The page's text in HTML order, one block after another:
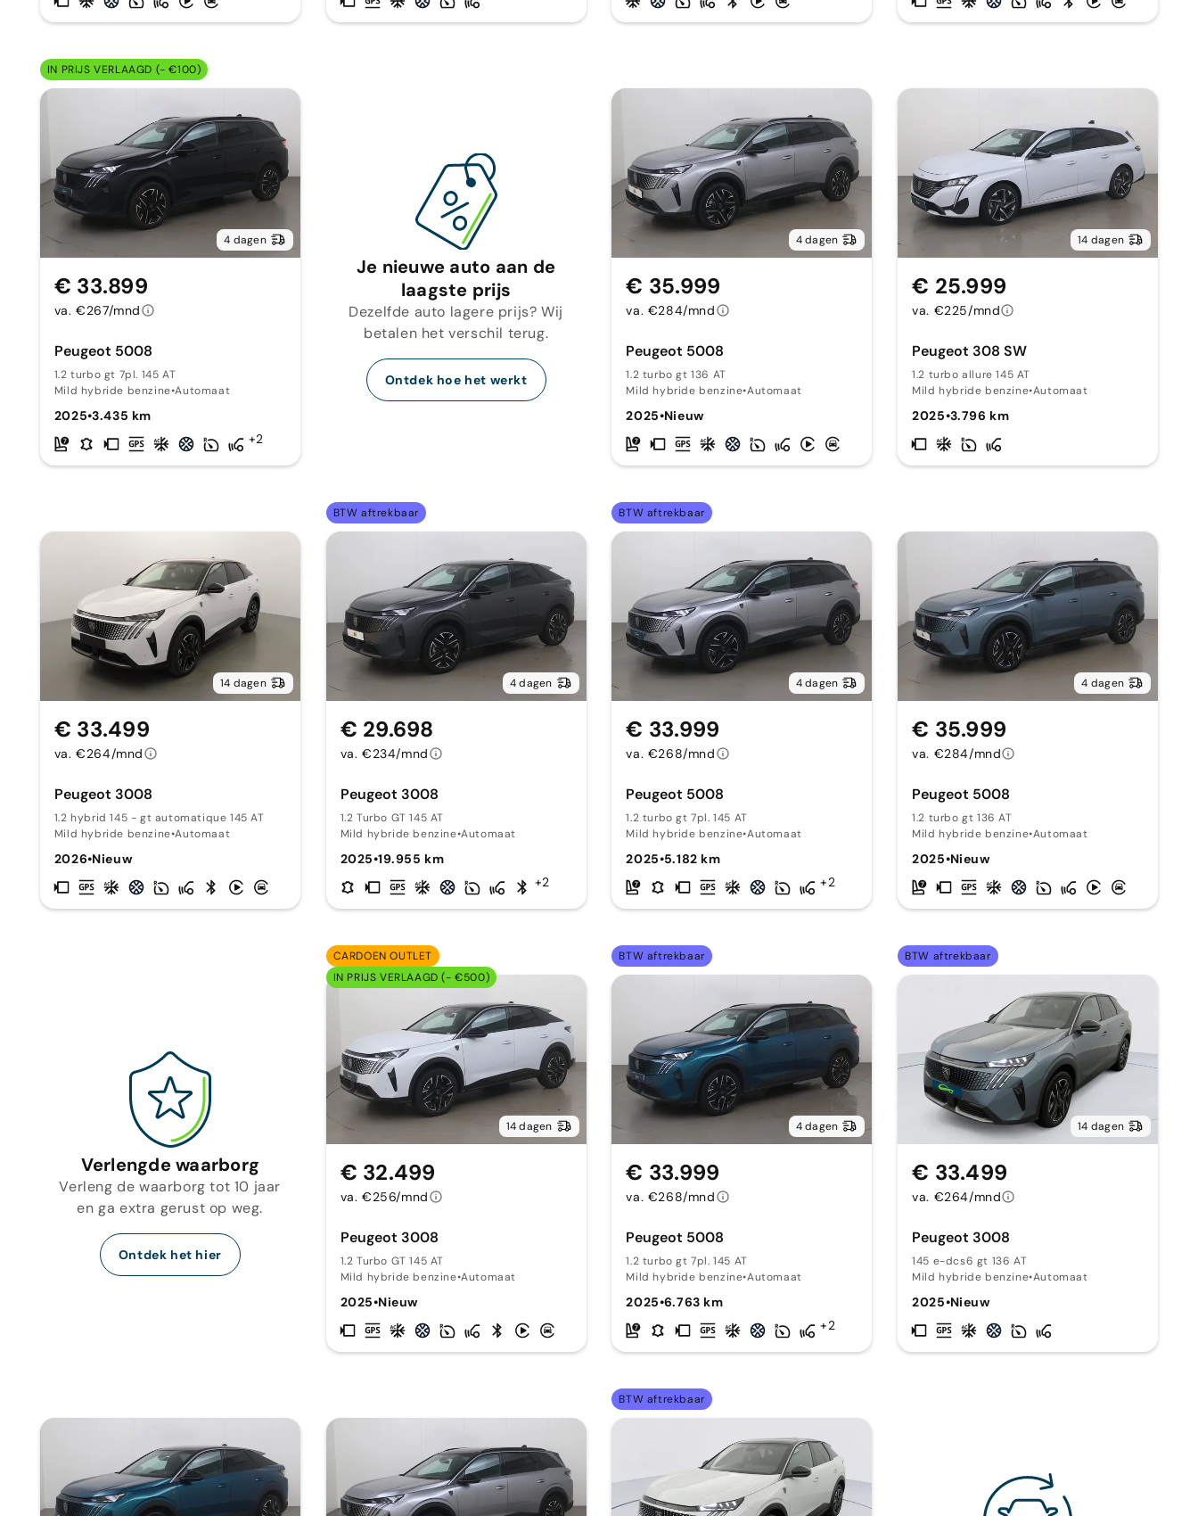
IN PRIJS VERLAAGD (- €100)
4 dagen
Peugeot 5008
1.2 turbo gt 7pl. 145 AT
Mild hybride benzine•Automaat
2025•3.435 km
+2
€ 33.899
va. €267/mnd
Je nieuwe auto aan de
laagste prijs
Dezelfde auto lagere prijs? Wij
betalen het verschil terug.
Ontdek hoe het werkt
4 dagen
Peugeot 5008
1.2 turbo gt 136 AT
Mild hybride benzine•Automaat
2025•Nieuw
€ 35.999
va. €284/mnd
14 dagen
Peugeot 308 SW
1.2 turbo allure 145 AT
Mild hybride benzine•Automaat
2025•3.796 km
€ 25.999
va. €225/mnd
14 dagen
Peugeot 3008
1.2 hybrid 145 - gt automatique 145 AT
Mild hybride benzine•Automaat
2026•Nieuw
€ 33.499
va. €264/mnd
BTW aftrekbaar
4 dagen
Peugeot 3008
1.2 Turbo GT 145 AT
Mild hybride benzine•Automaat
2025•19.955 km
+2
€ 29.698
va. €234/mnd
BTW aftrekbaar
4 dagen
Peugeot 5008
1.2 turbo gt 7pl. 145 AT
Mild hybride benzine•Automaat
2025•5.182 km
+2
€ 33.999
va. €268/mnd
4 dagen
Peugeot 5008
1.2 turbo gt 136 AT
Mild hybride benzine•Automaat
2025•Nieuw
€ 35.999
va. €284/mnd
Verlengde waarborg
Verleng de waarborg tot 10 jaar
en ga extra gerust op weg.
Ontdek het hier
CARDOEN OUTLET
IN PRIJS VERLAAGD (- €500)
14 dagen
Peugeot 3008
1.2 Turbo GT 145 AT
Mild hybride benzine•Automaat
2025•Nieuw
€ 32.499
va. €256/mnd
BTW aftrekbaar
4 dagen
Peugeot 5008
1.2 turbo gt 7pl. 145 AT
Mild hybride benzine•Automaat
2025•6.763 km
+2
€ 33.999
va. €268/mnd
BTW aftrekbaar
14 dagen
Peugeot 3008
145 e-dcs6 gt 136 AT
Mild hybride benzine•Automaat
2025•Nieuw
€ 33.499
va. €264/mnd
BTW aftrekbaar